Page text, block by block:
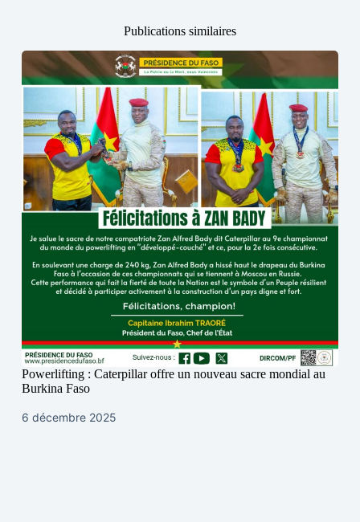
Publications similaires
Powerlifting : Caterpillar offre un nouveau sacre mondial au
Burkina Faso
6 décembre 2025